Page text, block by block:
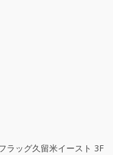
ラッグ久留米イースト 3F